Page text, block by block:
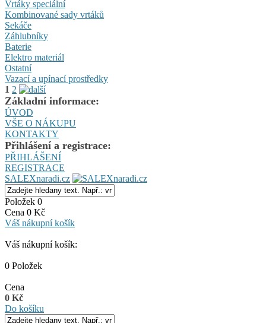
Vrtáky speciální
Kombinované sady vrtáků
Sekáče
Záhlubníky
Baterie
Elektro materiál
Ostatní
Vazací a upínací prostředky
1 2
Základní informace:
ÚVOD
VŠE O NÁKUPU
KONTAKTY
Přihlášení a registrace:
PŘIHLÁŠENÍ
REGISTRACE
SALEXnaradi.cz
Položek 0
Cena 0 Kč
Váš nákupní košík
Váš nákupní košík:
0 Položek
Cena
0 Kč
Do košíku